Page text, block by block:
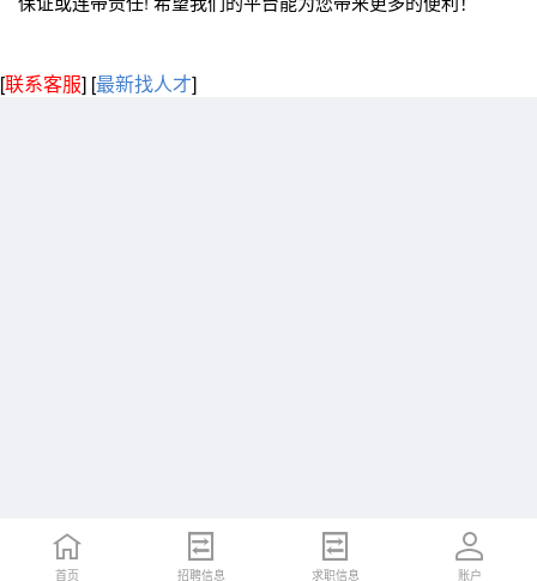
[联系客服] [最新找人才]
首页 招聘信息 求职信息 账户